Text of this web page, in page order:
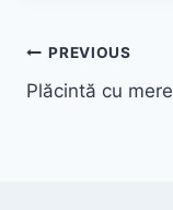
PREVIOUS
Plăcintă cu mere